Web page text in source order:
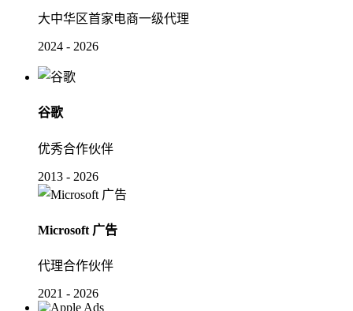
大中华区首家电商一级代理
2024 - 2026
谷歌
优秀合作伙伴
2013 - 2026
Microsoft 广告
代理合作伙伴
2021 - 2026